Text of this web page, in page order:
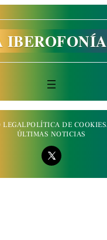
IBEROFONÍA
LEGALPOLÍTICA DE COOKIES
ÚLTIMAS NOTICIAS